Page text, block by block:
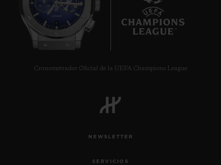
Cronometrador Oficial de la UEFA Champions League
NEWSLETTER
SERVICIOS